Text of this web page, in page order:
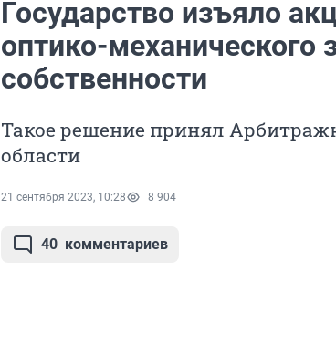
Государство изъяло
оптико-механического
собственности
Такое решение принял
области
21 сентября 2023, 10:28 8 904
40 комментариев